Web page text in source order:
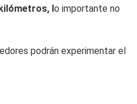
lo importante no
podrán experimentar el